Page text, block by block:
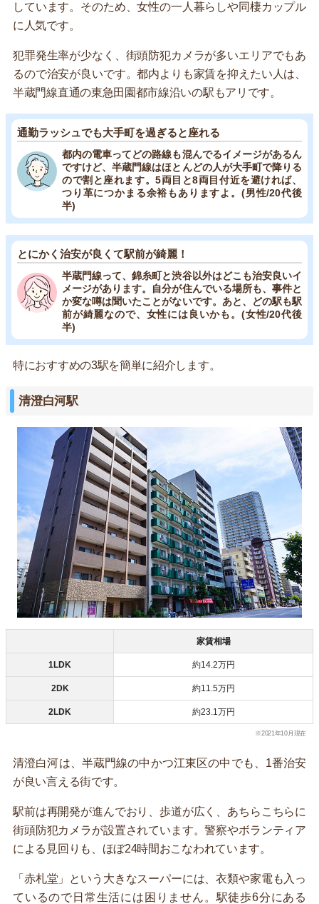
しています。そのため、女性の一人暮らしや同棲カップル
に人気です。
犯罪発生率が少なく、街頭防犯カメラが多いエリアでもあ
るので治安が良いです。都内よりも家賃を抑えたい人は、
半蔵門線直通の東急田園都市線沿いの駅もアリです。
通勤ラッシュでも大手町を過ぎると座れる
都内の電車ってどの路線も混んでるイメージがあるん
ですけど、半蔵門線はほとんどの人が大手町で降りる
ので割と座れます。5両目と8両目付近を避ければ、
つり革につかまる余裕もありますよ。(男性/20代後
半)
とにかく治安が良くて駅前が綺麗！
半蔵門線って、錦糸町と渋谷以外はどこも治安良いイ
メージがあります。自分が住んでいる場所も、事件と
か変な噂は聞いたことがないです。あと、どの駅も駅
前が綺麗なので、女性には良いかも。(女性/20代後
半)
特におすすめの3駅を簡単に紹介します。
清澄白河駅
家賃相場
1LDK 約14.2万円
2DK 約11.5万円
2LDK 約23.1万円
※2021年10月現在
清澄白河は、半蔵門線の中かつ江東区の中でも、1番治安
が良い言える街です。
駅前は再開発が進んでおり、歩道が広く、あちらこちらに
街頭防犯カメラが設置されています。警察やボランティア
による見回りも、ほぼ24時間おこなわれています。
「赤札堂」という大きなスーパーには、衣類や家電も入っ
ているので日常生活には困りません。駅徒歩6分にある